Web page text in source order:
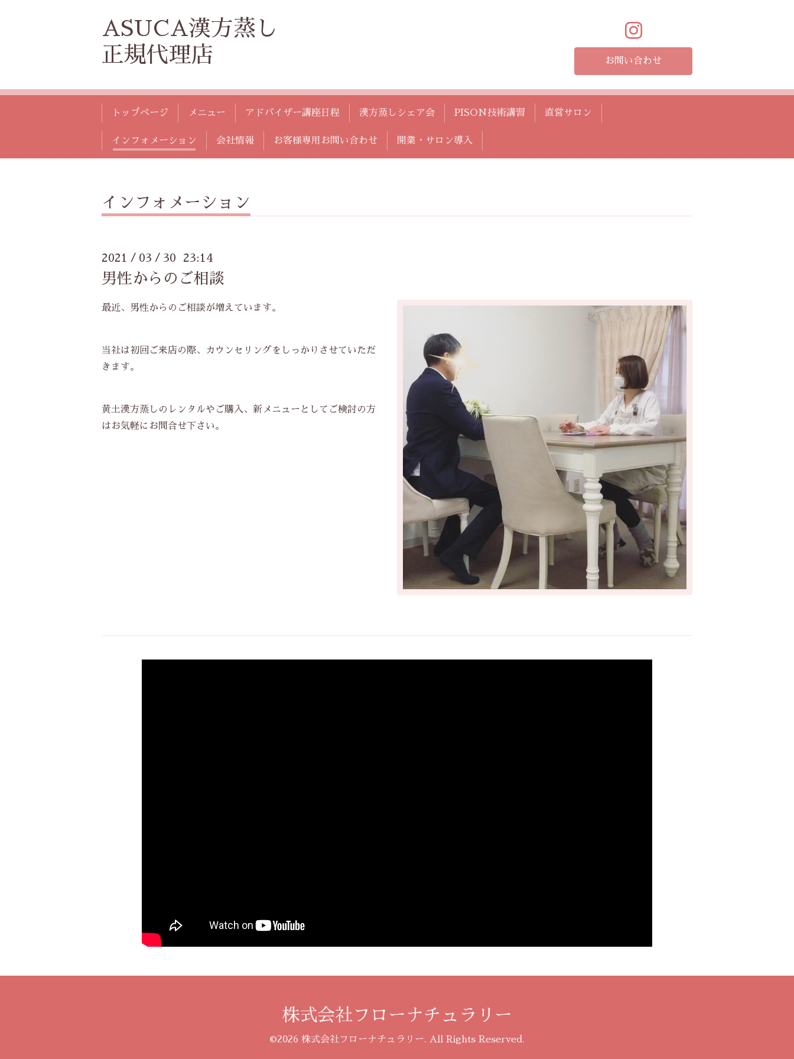
ASUCA漢方蒸し
正規代理店
お問い合わせ
トップページ メニュー アドバイザー講座日程 漢方蒸しシェア会 PISON技術講習 直営サロン
インフォメーション 会社情報 お客様専用お問い合わせ 開業・サロン導入
インフォメーション
2021 / 03 / 30 23:14
男性からのご相談
最近、男性からのご相談が増えています。
当社は初回ご来店の際、カウンセリングをしっかりさせていただ
きます。
黄土漢方蒸しのレンタルやご購入、新メニューとしてご検討の方
はお気軽にお問合せ下さい。
株式会社フローナチュラリー
©2026 株式会社フローナチュラリー. All Rights Reserved.